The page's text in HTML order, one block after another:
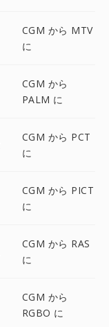
CGM から MTV
に
CGM から
PALM に
CGM から PCT
に
CGM から PICT
に
CGM から RAS
に
CGM から
RGBO に